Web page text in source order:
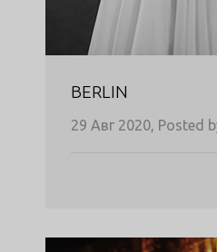
BERLIN
29 Авг 2020, Posted